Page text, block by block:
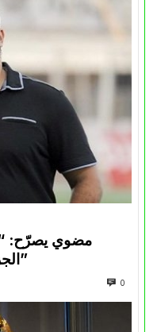
مضوي يصرّح:
الجزائرية في المسابقات القارية”
0